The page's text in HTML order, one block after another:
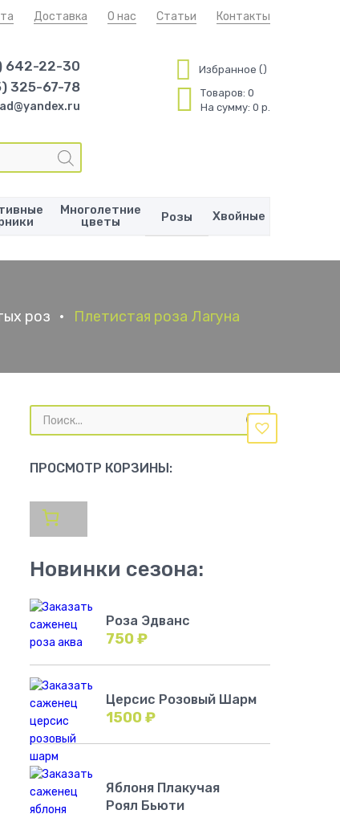
Доставка О нас Статьи Контакты
642-22-30
325-67-78
Избранное
Товаров: 0
На сумму: 0 р.
Многолетние
цветы
Розы Хвойные
роз • Плетистая роза Лагуна
Поиск
товаров
ПРОСМОТР КОРЗИНЫ:
Новинки сезона:
Роза Эдванс
750₽
Церсис Розовый Шарм
1500₽
Яблоня Плакучая
Роял Бьюти